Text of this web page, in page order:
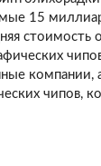
15
стоимость
компании,
чипов,